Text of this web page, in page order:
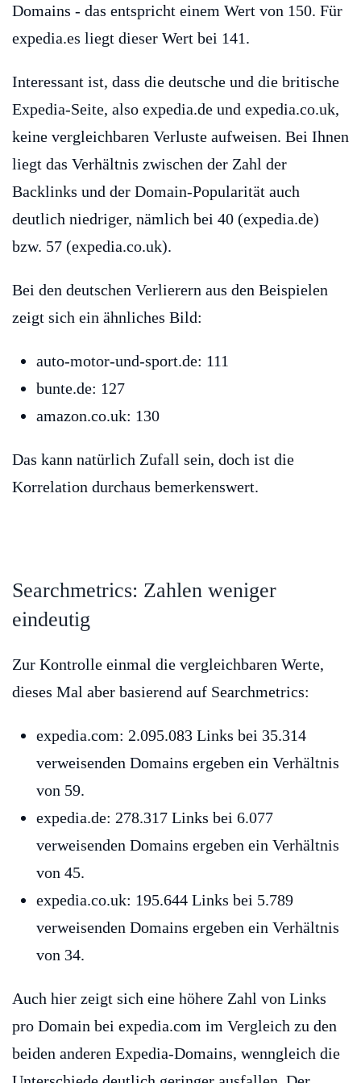
Domains - das entspricht einem Wert von 150. Für
expedia.es liegt dieser Wert bei 141.
Interessant ist, dass die deutsche und die britische
Expedia-Seite, also expedia.de und expedia.co.uk,
keine vergleichbaren Verluste aufweisen. Bei Ihnen
liegt das Verhältnis zwischen der Zahl der
Backlinks und der Domain-Popularität auch
deutlich niedriger, nämlich bei 40 (expedia.de)
bzw. 57 (expedia.co.uk).
Bei den deutschen Verlierern aus den Beispielen
zeigt sich ein ähnliches Bild:
auto-motor-und-sport.de: 111
bunte.de: 127
amazon.co.uk: 130
Das kann natürlich Zufall sein, doch ist die
Korrelation durchaus bemerkenswert.
Searchmetrics: Zahlen weniger
eindeutig
Zur Kontrolle einmal die vergleichbaren Werte,
dieses Mal aber basierend auf Searchmetrics:
expedia.com: 2.095.083 Links bei 35.314
verweisenden Domains ergeben ein Verhältnis
von 59.
expedia.de: 278.317 Links bei 6.077
verweisenden Domains ergeben ein Verhältnis
von 45.
expedia.co.uk: 195.644 Links bei 5.789
verweisenden Domains ergeben ein Verhältnis
von 34.
Auch hier zeigt sich eine höhere Zahl von Links
pro Domain bei expedia.com im Vergleich zu den
beiden anderen Expedia-Domains, wenngleich die